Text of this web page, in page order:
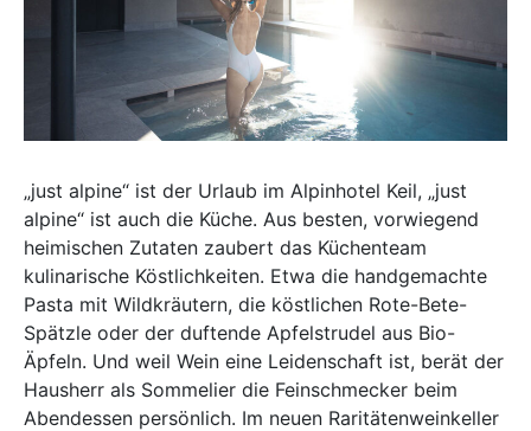
„just alpine“ ist der Urlaub im Alpinhotel Keil, „just
alpine“ ist auch die Küche. Aus besten, vorwiegend
heimischen Zutaten zaubert das Küchenteam
kulinarische Köstlichkeiten. Etwa die handgemachte
Pasta mit Wildkräutern, die köstlichen Rote-Bete-
Spätzle oder der duftende Apfelstrudel aus Bio-
Äpfeln. Und weil Wein eine Leidenschaft ist, berät der
Hausherr als Sommelier die Feinschmecker beim
Abendessen persönlich. Im neuen Raritätenweinkeller